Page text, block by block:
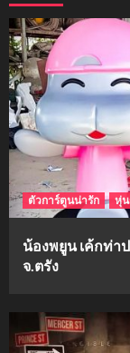
5
ม็อ
1
hi-q
2
ก้อ
soul
ตัวการ์ตูนน่ารัก หุ่น
น้องพยูน เค้กท่า
จ.ตรัง